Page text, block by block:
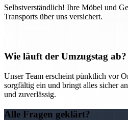
Selbstverständlich! Ihre Möbel und
Transports über uns versichert.
Wie läuft der Umzugstag ab?
Unser Team erscheint pünktlich vor
sorgfältig ein und bringt alles sicher
und zuverlässig.
Alle Fragen geklärt?